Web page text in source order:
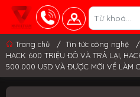
Trang chủ / Tin tức công nghệ
/
HACK 600 TRIỆU ĐÔ VÀ TRẢ LẠI,
500.000 USD VÀ ĐƯỢC MỜI VỀ LÀM